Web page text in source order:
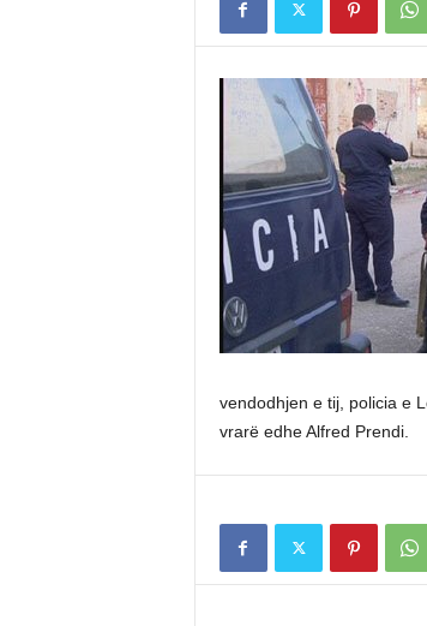
vendodhjen e tij, policia e
vrarë edhe Alfred Prendi.